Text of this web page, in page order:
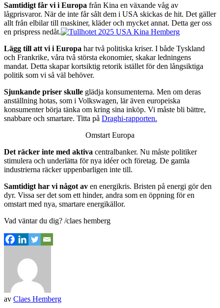
Samtidigt får vi i Europa från Kina en växande våg av
lågprisvaror. När de inte får sålt dem i USA skickas de hit. Det gäller
allt från elbilar till maskiner, kläder och mycket annat. Detta ger oss
en prispress nedåt.
Lägg till att vi i Europa har två politiska kriser. I både Tyskland
och Frankrike, våra två största ekonomier, skakar ledningens
mandat. Detta skapar kortsiktig retorik istället för den långsiktiga
politik som vi så väl behöver.
Sjunkande priser skulle glädja konsumenterna. Men om deras
anställning hotas, som i Volkswagen, lär även europeiska
konsumenter börja tänka om kring sina inköp. Vi måste bli bättre,
snabbare och smartare. Titta på Draghi-rapporten.
Omstart Europa
Det räcker inte med aktiva centralbanker. Nu måste politiker
stimulera och underlätta för nya idéer och företag. De gamla
industrierna räcker uppenbarligen inte till.
Samtidigt har vi något av en energikris. Bristen på energi gör den
dyr. Vissa ser det som ett hinder, andra som en öppning för en
omstart med nya, smartare energikällor.
Vad väntar du dig? /claes hemberg
av Claes Hemberg